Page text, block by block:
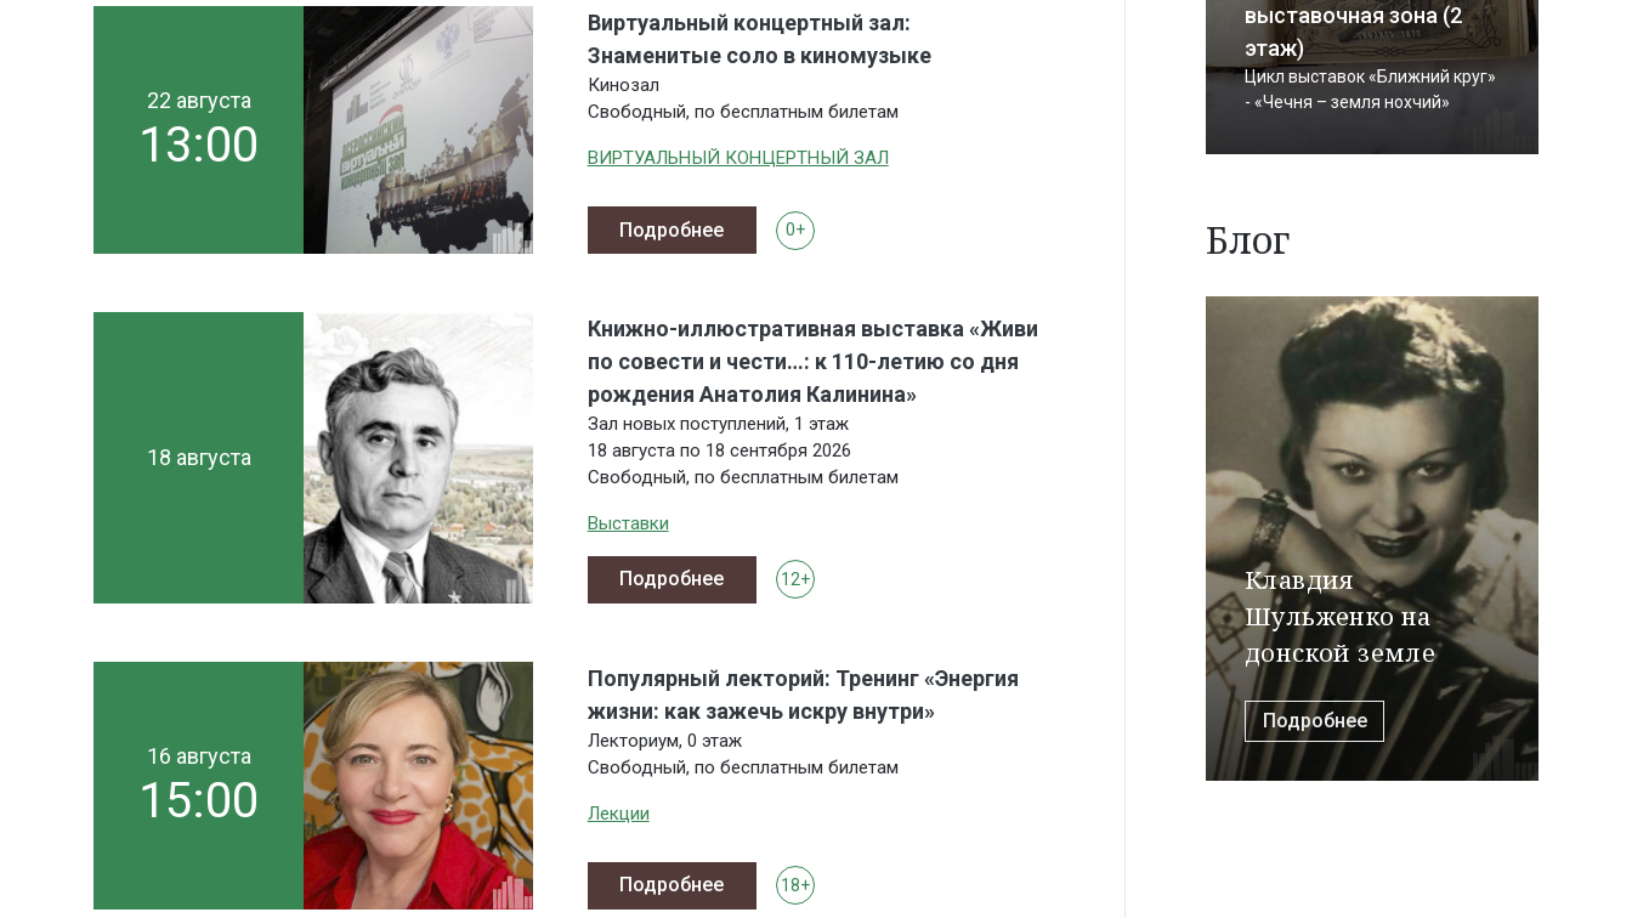
22 августа
13:00
Виртуальный концертный зал:
Знаменитые соло в киномузыке
Кинозал
Свободный, по бесплатным билетам
ВИРТУАЛЬНЫЙ КОНЦЕРТНЫЙ ЗАЛ
0+
Подробнее
18 августа
Книжно-иллюстративная выставка «Живи
по совести и чести…: к 110-летию со дня
рождения Анатолия Калинина»
Зал новых поступлений, 1 этаж
18 августа по 18 сентября 2026
Свободный, по бесплатным билетам
Выставки
12+
Подробнее
16 августа
15:00
Популярный лекторий: Тренинг «Энергия
жизни: как зажечь искру внутри»
Лекториум, 0 этаж
Свободный, по бесплатным билетам
Лекции
18+
Подробнее
выставочная зона (2
этаж)
Цикл выставок «Ближний круг»
- «Чечня – земля нохчий»
Блог
Клавдия
Шульженко на
донской земле
Подробнее